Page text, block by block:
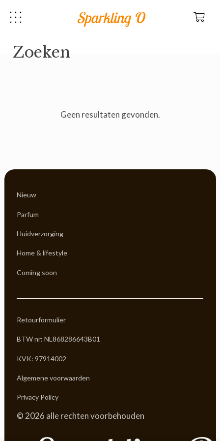
Sparkling O
Zoeken
Geen resultaten gevonden.
Nieuw
Parfum
Huidverzorging
Home & lifestyle
Coming soon
Retourformulier
BTW nr: NL868286643B01
KVK: 97914002
Algemene voorwaarden
Privacy Policy
© 2026 alle rechten voorbehouden